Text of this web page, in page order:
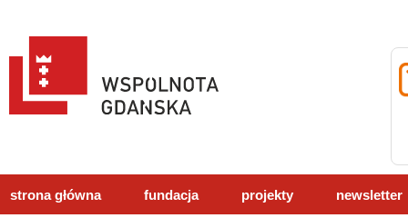
strona główna fundacja projekty newsletter